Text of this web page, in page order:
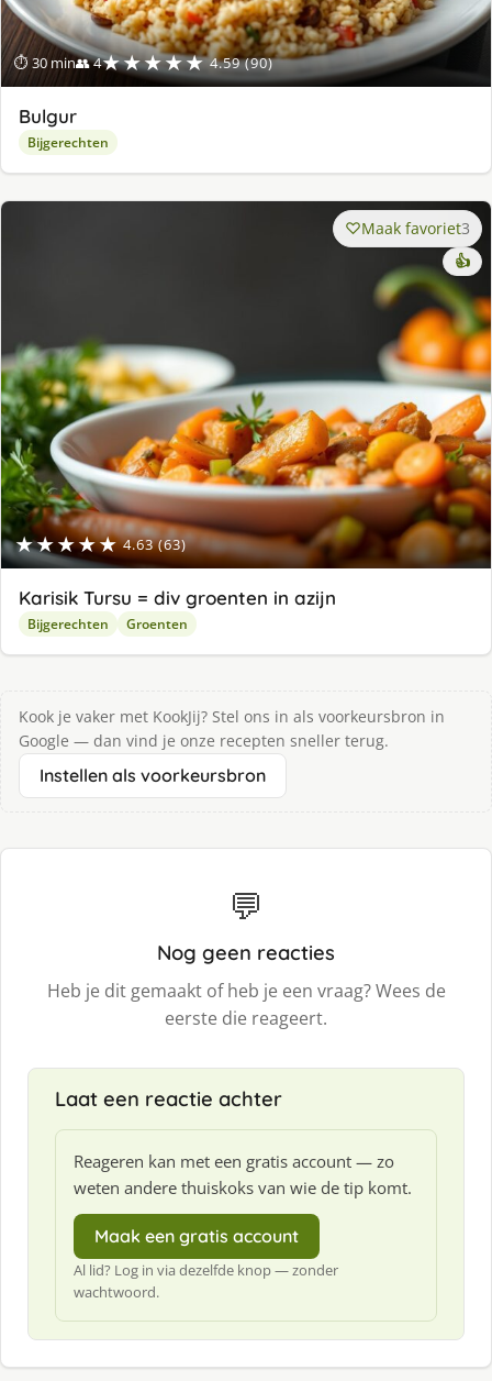
⏱ 30 min👥 4★★★★★ 4.59 (90)
Bulgur
Bijgerechten
★★★★★ 4.63 (63)
Maak favoriet3
👍
Karisik Tursu = div groenten in azijn
Bijgerechten Groenten
Kook je vaker met KookJij? Stel ons in als voorkeursbron in
Google — dan vind je onze recepten sneller terug.
Instellen als voorkeursbron
💬
Nog geen reacties
Heb je dit gemaakt of heb je een vraag? Wees de
eerste die reageert.
Laat een reactie achter
Reageren kan met een gratis account — zo
weten andere thuiskoks van wie de tip komt.
Maak een gratis account
Al lid? Log in via dezelfde knop — zonder
wachtwoord.